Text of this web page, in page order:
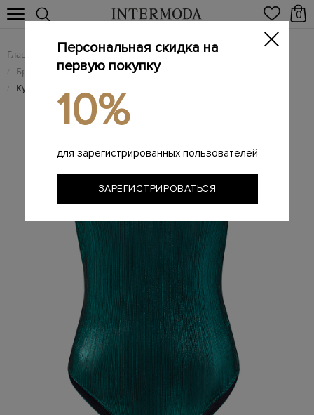
0
Главная Женщинам / Женская одежда
/ Брендовая женская пляжная одежда и купальники
/ Купальный костюм из мерцающей ткани плиссе
Персональная скидка на
первую покупку
10%
для зарегистрированных пользователей
ЗАРЕГИСТРИРОВАТЬСЯ